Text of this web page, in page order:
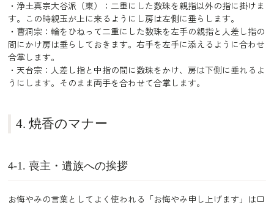
・浄土真宗大谷派（東）：二重にした数珠を親指以外の指に掛けま
す。この時親玉が上に来るようにし房は左側に垂らします。
・曹洞宗：輪をひねって二重にした数珠を左手の親指と人差し指の
間にかけ房は垂らしておきます。右手を左手に添えるように合わせ
合掌します。
・天台宗：人差し指と中指の間に数珠をかけ、房は下側に垂れるよ
うにします。そのまま両手を合わせて合掌します。
4. 焼香のマナー
4-1. 喪主・遺族への挨拶
お悔やみの言葉としてよく使われる「お悔やみ申し上げます」は口